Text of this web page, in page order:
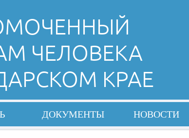
ЧЕЛОВЕКА
КРАЕ
ДОКУМЕНТЫ НОВОСТИ